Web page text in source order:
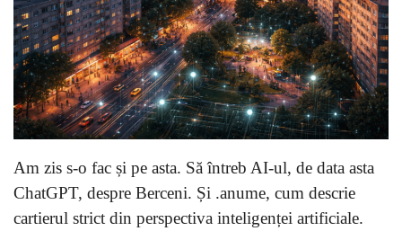
Am zis s-o fac și pe asta. Să întreb AI-ul, de data asta
ChatGPT, despre Berceni. Și .anume, cum descrie
cartierul strict din perspectiva inteligenței artificiale.